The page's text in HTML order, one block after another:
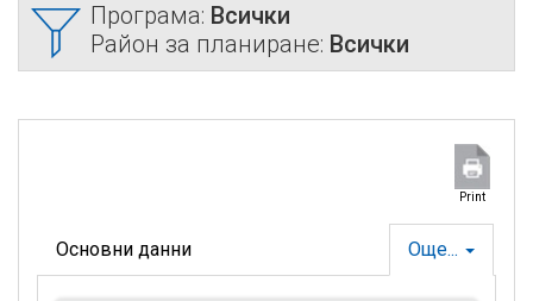
Програма: Всички
Район за планиране: Всички
Print
Още...
Основни данни